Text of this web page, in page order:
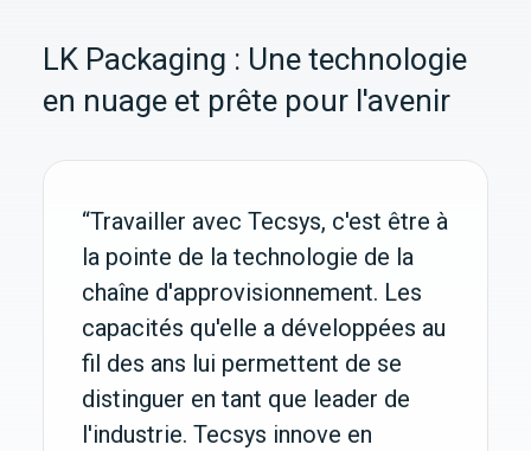
LK Packaging : Une technologie
en nuage et prête pour l'avenir
“Travailler avec Tecsys, c'est être à
la pointe de la technologie de la
chaîne d'approvisionnement. Les
capacités qu'elle a développées au
fil des ans lui permettent de se
distinguer en tant que leader de
l'industrie. Tecsys innove en